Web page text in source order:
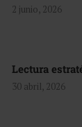
2 junio, 2026
Lectura
30 abril, 2026